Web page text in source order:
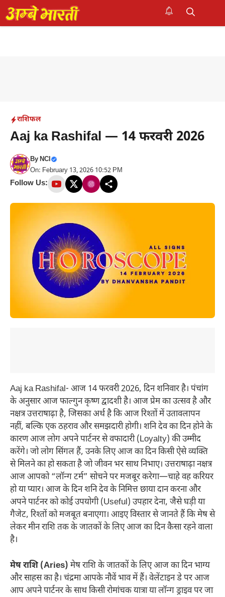
Skip
to
राशिफल
Aaj ka Rashifal — 14 फरवरी 2026
ByNCI
On: February 13, 2026 10:52 PM
Follow Us:
Aaj ka Rashifal- आज 14 फरवरी 2026, दिन शनिवार है। पंचांग
के अनुसार आज फाल्गुन कृष्ण द्वादशी है। आज प्रेम का उत्सव है और
नक्षत्र उत्तराषाढ़ा है, जिसका अर्थ है कि आज रिश्तों में उतावलापन
नहीं, बल्कि एक ठहराव और समझदारी होगी। शनि देव का दिन होने के
कारण आज लोग अपने पार्टनर से वफादारी (Loyalty) की उम्मीद
करेंगे। जो लोग सिंगल हैं, उनके लिए आज का दिन किसी ऐसे व्यक्ति
से मिलने का हो सकता है जो जीवन भर साथ निभाए। उत्तराषाढ़ा नक्षत्र
आज आपको “लॉन्ग टर्म” सोचने पर मजबूर करेगा—चाहे वह करियर
हो या प्यार। आज के दिन शनि देव के निमित्त छाया दान करना और
अपने पार्टनर को कोई उपयोगी (Useful) उपहार देना, जैसे घड़ी या
गैजेट, रिश्तों को मजबूत बनाएगा। आइए विस्तार से जानते हैं कि मेष से
लेकर मीन राशि तक के जातकों के लिए आज का दिन कैसा रहने वाला
है।
मेष राशि (Aries) मेष राशि के जातकों के लिए आज का दिन भाग्य
और साहस का है। चंद्रमा आपके नौवें भाव में हैं। वेलेंटाइन डे पर आज
आप अपने पार्टनर के साथ किसी रोमांचक यात्रा या लॉन्ग ड्राइव पर जा